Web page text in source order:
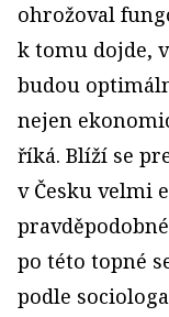
ohrožoval
k tomu dojde,
budou
nejen
říká. Blíží se
v Česku velmi
po této topné
podle